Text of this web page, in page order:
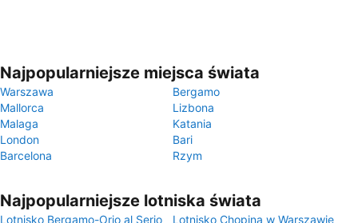
Najpopularniejsze miejsca świata
Warszawa
Bergamo
Mallorca
Lizbona
Malaga
Katania
London
Bari
Barcelona
Rzym
Najpopularniejsze lotniska świata
Lotnisko Bergamo-Orio al Serio Lotnisko Chopina w Warszawie